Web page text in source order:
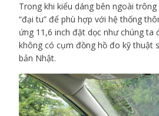
Trong khi kiểu dáng bên ngoài
“đại tu” để phù hợp với hệ thống
ứng 11,6 inch đặt dọc như chúng
không có cụm đồng hồ đo kỹ thuật
bản Nhật.